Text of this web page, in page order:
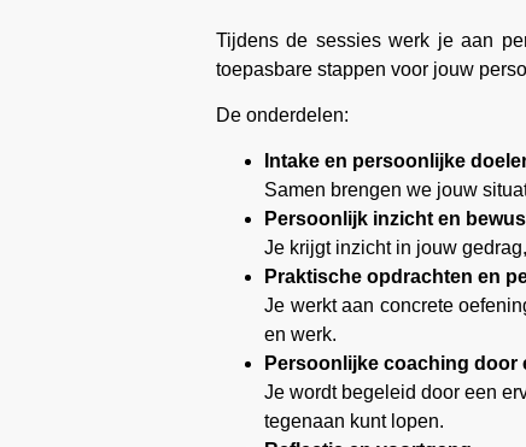
Tijdens de sessies werk je aan
toepasbare stappen voor jouw
De onderdelen:
Intake en persoonlijke
Samen brengen we jouw
Persoonlijk inzicht en
Je krijgt inzicht in jouw
Praktische opdrachten en
Je werkt aan concrete
en werk.
Persoonlijke coaching door
Je wordt begeleid door een
tegenaan kunt lopen.